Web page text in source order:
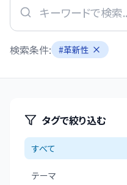
検索条件: #革新性
タグで絞り込む
すべて
テーマ